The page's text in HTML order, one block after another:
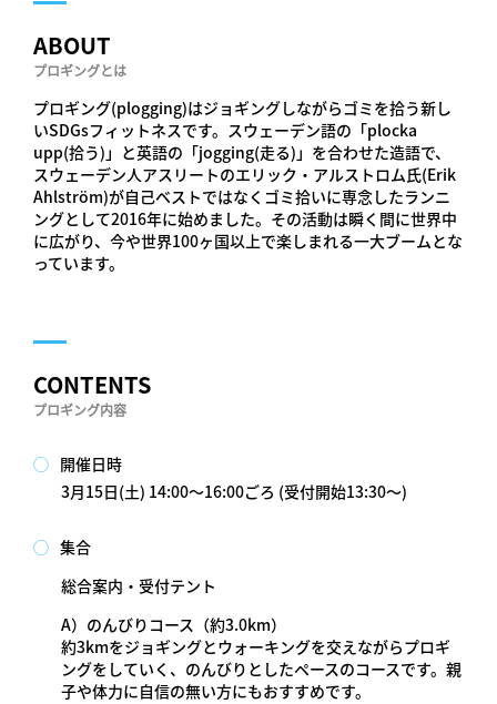
ABOUT
プロギングとは
プロギング(plogging)はジョギングしながらゴミを拾う新し
いSDGsフィットネスです。スウェーデン語の「plocka
upp(拾う)」と英語の「jogging(走る)」を合わせた造語で、
スウェーデン人アスリートのエリック・アルストロム氏(Erik
Ahlström)が自己ベストではなくゴミ拾いに専念したランニ
ングとして2016年に始めました。その活動は瞬く間に世界中
に広がり、今や世界100ヶ国以上で楽しまれる一大ブームとな
っています。
CONTENTS
プロギング内容
◯ 開催日時
3月15日(土) 14:00～16:00ごろ (受付開始13:30～)
◯ 集合
総合案内・受付テント
A）のんびりコース（約3.0km）
約3kmをジョギングとウォーキングを交えながらプロギ
ングをしていく、のんびりとしたペースのコースです。親
子や体力に自信の無い方にもおすすめです。